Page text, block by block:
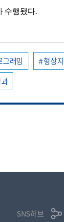
수행됐다.
그래밍 형상
SNS허브